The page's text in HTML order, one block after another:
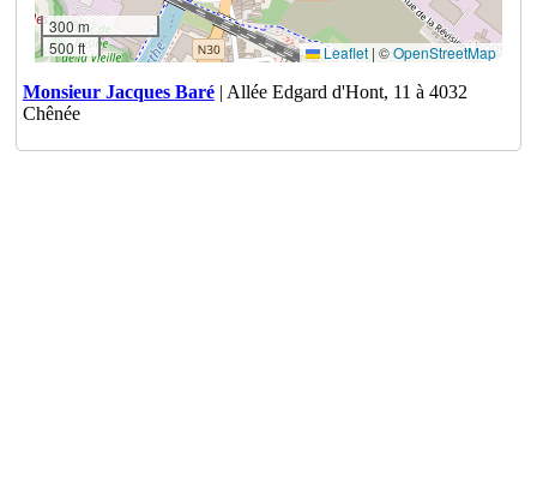
300 m
500 ft
Leaflet | ©OpenStreetMap
Monsieur Jacques Baré| Allée Edgard d'Hont, 11 à 4032
Chênée